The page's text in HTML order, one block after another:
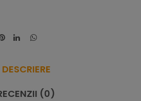
DESCRIERE
(0)